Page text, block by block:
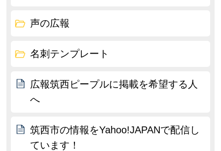
声の広報
名刺テンプレート
広報筑西ピープルに掲載を希望する人
へ
筑西市の情報をYahoo!JAPANで配信し
ています！